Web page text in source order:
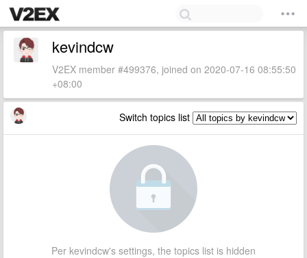
kevindcw
V2EX member #499376, joined on 2020-07-16 08:55:50
+08:00
Switch topics list
Per kevindcw's settings, the topics list is hidden